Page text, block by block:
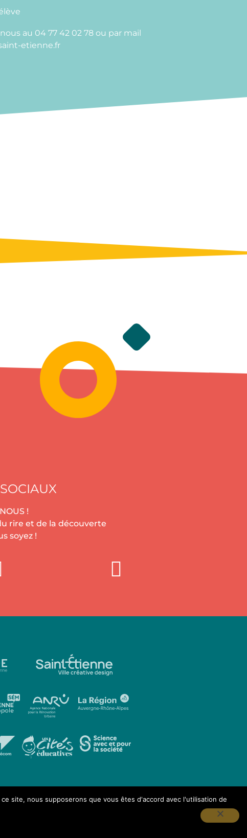
au 04 77 42 02 78 ou par mail
etienne.fr
!
rire et de la découverte
soyez !
site, nous supposerons que vous êtes d'accord avec l'utilisation de